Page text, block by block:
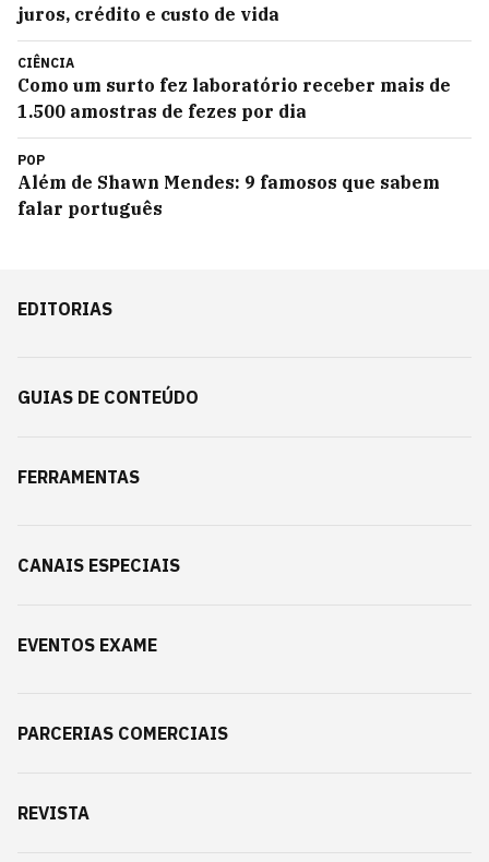
juros, crédito e custo de vida
CIÊNCIA
Como um surto fez laboratório receber mais de
1.500 amostras de fezes por dia
POP
Além de Shawn Mendes: 9 famosos que sabem
falar português
EDITORIAS
GUIAS DE CONTEÚDO
FERRAMENTAS
CANAIS ESPECIAIS
EVENTOS EXAME
PARCERIAS COMERCIAIS
REVISTA